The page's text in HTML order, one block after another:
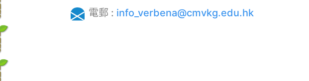
電郵 : info_verbena@cmvkg.edu.hk